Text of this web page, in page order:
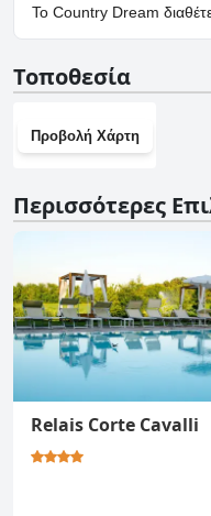
Το Country Dream
Τοποθεσία
Προβολή Χάρτη
Περισσότερες
Relais Corte Cavalli